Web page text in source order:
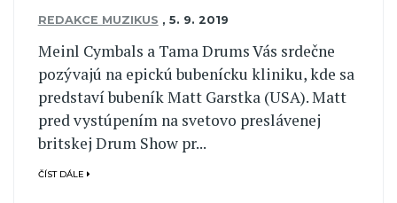
REDAKCE MUZIKUS , 5. 9. 2019
Meinl Cymbals a Tama Drums Vás srdečne
pozývajú na epickú bubenícku kliniku, kde sa
predstaví bubeník Matt Garstka (USA). Matt
pred vystúpením na svetovo preslávenej
britskej Drum Show pr...
ČÍST DÁLE